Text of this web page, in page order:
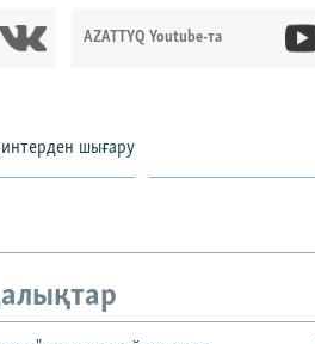
AZATTYQ Youtube-та
шығару